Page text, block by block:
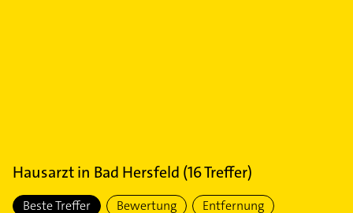
Hausarztin Bad Hersfeld (16Treffer)
Beste Treffer Bewertung Entfernung